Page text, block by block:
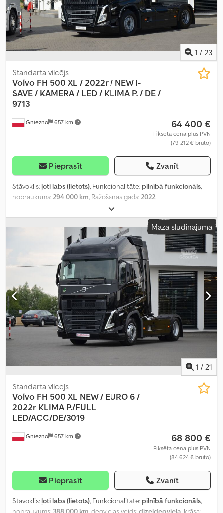
1 / 23
Gniezno 657 km
Standarta vilcējs
Volvo FH 500 XL / 2022r / NEW I-
SAVE / KAMERA / LED / KLIMA P. / DE /
9713
64 400 €
Fiksēta cena plus PVN
(79 212 € bruto)
Pieprasīt Zvanīt
Stāvoklis: ļoti labs (lietots), Funkcionalitāte: pilnībā funkcionāls,
nobraukums: 294 000 km , Ražošanas gads: 2022
Mazā sludinājuma
1 / 21
Gniezno 657 km
Standarta vilcējs
Volvo FH 500 XL NEW / EURO 6 /
2022r KLIMA P./FULL
LED/ACC/DE/3019
68 800 €
Fiksēta cena plus PVN
(84 624 € bruto)
Pieprasīt Zvanīt
Stāvoklis: ļoti labs (lietots), Funkcionalitāte: pilnībā funkcionāls,
nobraukums: 388 000 km, degvielas veids:dīzeļdegviela, krāsa: